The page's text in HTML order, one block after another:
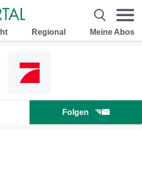
Regional Meine Abos
Folgen